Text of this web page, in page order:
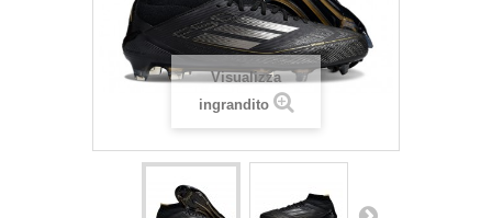
Visualizza
ingrandito